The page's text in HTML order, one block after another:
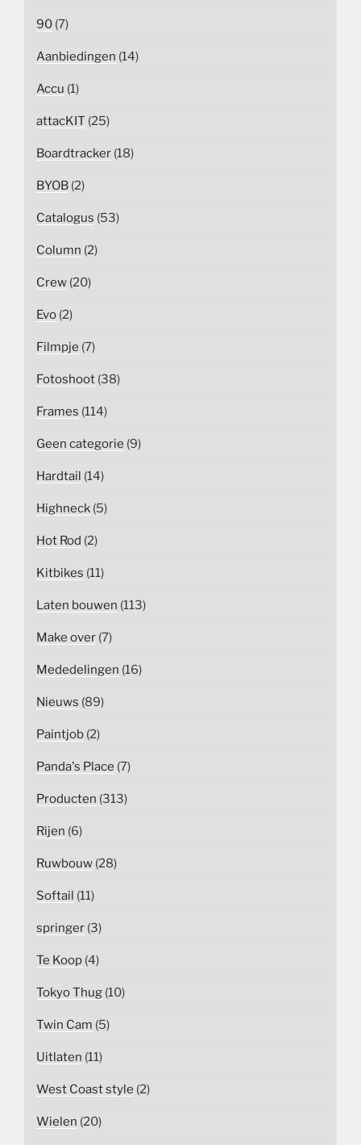
90 (7)
Aanbiedingen (14)
Accu (1)
attacKIT (25)
Boardtracker (18)
BYOB (2)
Catalogus (53)
Column (2)
Crew (20)
Evo (2)
Filmpje (7)
Fotoshoot (38)
Frames (114)
Geen categorie (9)
Hardtail (14)
Highneck (5)
Hot Rod (2)
Kitbikes (11)
Laten bouwen (113)
Make over (7)
Mededelingen (16)
Nieuws (89)
Paintjob (2)
Panda's Place (7)
Producten (313)
Rijen (6)
Ruwbouw (28)
Softail (11)
springer (3)
Te Koop (4)
Tokyo Thug (10)
Twin Cam (5)
Uitlaten (11)
West Coast style (2)
Wielen (20)